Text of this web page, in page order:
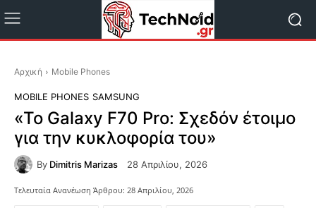
Αρχική Mobile Phones
MOBILE PHONES SAMSUNG
«Το Galaxy F70 Pro: Σχεδόν έτοιμο
για την κυκλοφορία του»
By Dimitris Marizas 28 Απριλίου, 2026
Τελευταία Ανανέωση Άρθρου: 28 Απριλίου, 2026